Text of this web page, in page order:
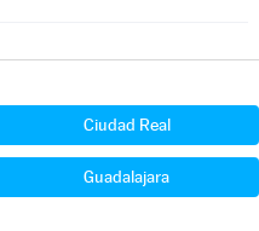
Ciudad Real
Guadalajara